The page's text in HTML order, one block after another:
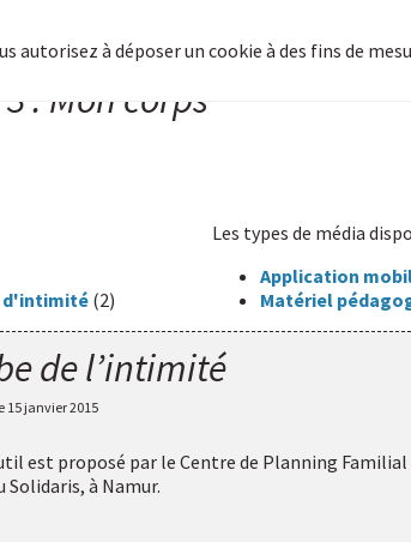
à déposer un cookie à des fins de
: Mon corps
d'intimité (2)
Les types de média
Application
Matériel
de l’intimité
15 janvier 2015
est proposé par le Centre de Planning Familial
Solidaris, à Namur.